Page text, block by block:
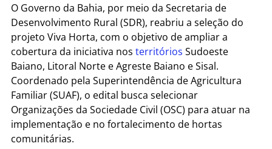
O Governo da Bahia, por meio da Secretaria de
Desenvolvimento Rural (SDR), reabriu a seleção do
projeto Viva Horta, com o objetivo de ampliar a
cobertura da iniciativa nos territórios Sudoeste
Baiano, Litoral Norte e Agreste Baiano e Sisal.
Coordenado pela Superintendência de Agricultura
Familiar (SUAF), o edital busca selecionar
Organizações da Sociedade Civil (OSC) para atuar na
implementação e no fortalecimento de hortas
comunitárias.